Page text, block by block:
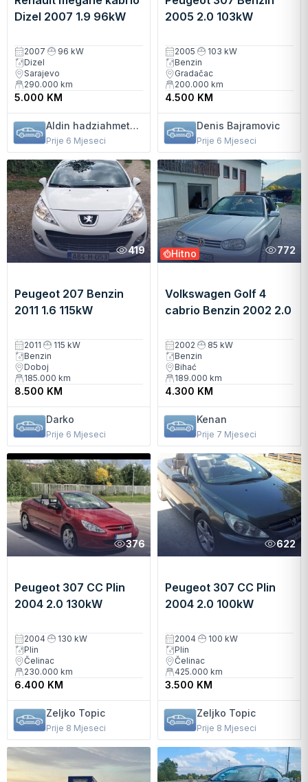
Dizel 2007 1.9 96kW
2007
96 kW
Dizel
Sarajevo
290.000 km
5.000 KM
Aldin hadziahmetovic
Prije 6 Mjeseci
2005 2.0 103kW
2005
103 kW
Benzin
Gradačac
200.000 km
4.500 KM
Denis Bajramovic
Prije 6 Mjeseci
419
Peugeot 207 Benzin
2011 1.6 115kW
2011
115 kW
Benzin
Doboj
185.000 km
8.500 KM
Darko
Prije 6 Mjeseci
772
Hitno
Volkswagen Golf 4
cabrio Benzin 2002 2.0
Manuelni
2002
85 kW
Benzin
Bihać
189.000 km
4.300 KM
Kenan
Prije 7 Mjeseci
376
Peugeot 307 CC Plin
2004 2.0 130kW
2004
130 kW
Plin
Čelinac
230.000 km
6.400 KM
Zeljko Topic
Prije 8 Mjeseci
622
Peugeot 307 CC Plin
2004 2.0 100kW
2004
100 kW
Plin
Čelinac
425.000 km
3.500 KM
Zeljko Topic
Prije 8 Mjeseci